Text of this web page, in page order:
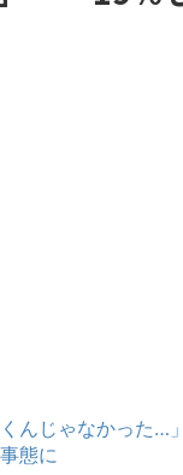
んじゃなかった…
態に